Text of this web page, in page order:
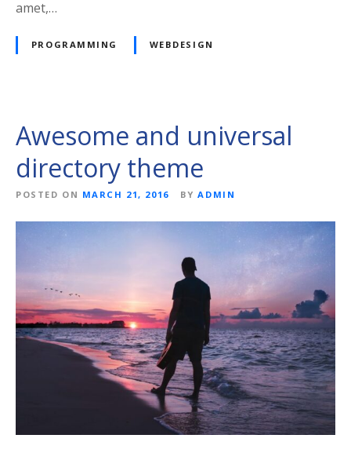
v
s
e
n
t
t
s
amet,…
PROGRAMMING WEBDESIGN
Awesome and universal
directory theme
POSTED ON MARCH 21, 2016 BY ADMIN